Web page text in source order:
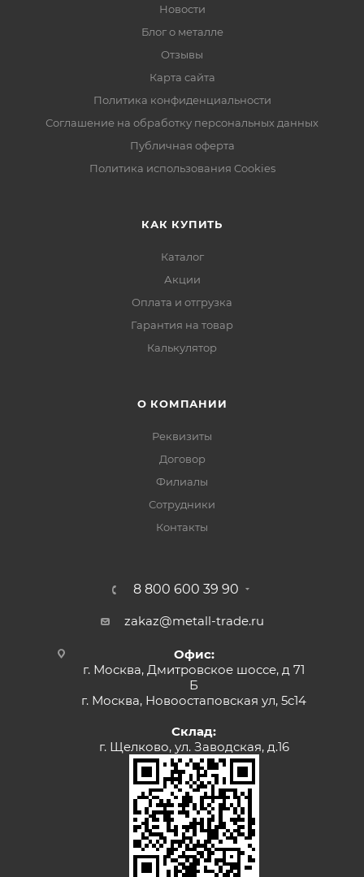
Новости
Блог о металле
Отзывы
Карта сайта
Политика конфиденциальности
Соглашение на обработку персональных данных
Публичная оферта
Политика использования Cookies
КАК КУПИТЬ
Каталог
Акции
Оплата и отгрузка
Гарантия на товар
Калькулятор
О КОМПАНИИ
Реквизиты
Договор
Филиалы
Сотрудники
Контакты
8 800 600 39 90
zakaz@metall-trade.ru
Офис:
г. Москва, Дмитровское шоссе, д 71
Б
г. Москва, Новоостаповская ул, 5с14
Склад:
г. Щелково, ул. Заводская, д.16